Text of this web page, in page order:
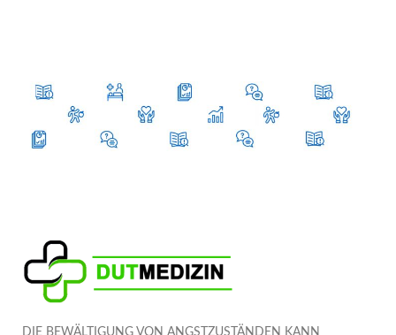
DIE BEWÄLTIGUNG VON ANGSTZUSTÄNDEN KANN